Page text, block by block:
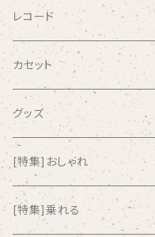
AGU
AIRCRAFT
airlie
AKUTAGAWA FANCLUB
ALKASILKA
レコード
カセット
グッズ
[特集]おしゃれ
[特集]乗れる